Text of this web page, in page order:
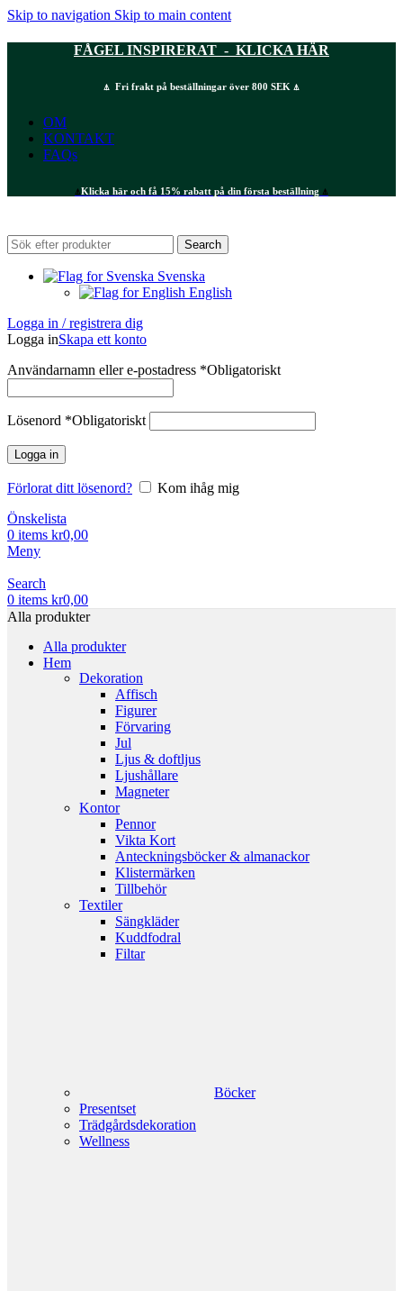
Skip to navigation Skip to main content
FÅGEL INSPIRERAT - KLICKA HÄR
⍋ Fri frakt på beställningar över 800 SEK ⍋
OM
KONTAKT
FAQs
⍋Klicka här och få 15% rabatt på din första beställning ⍋
Search
Svenska
English
Logga in / registrera dig
Logga inSkapa ett konto
Användarnamn eller e-postadress *Obligatoriskt
Lösenord *Obligatoriskt
Logga in
Förlorat ditt lösenord?
Kom ihåg mig
Önskelista
0 items kr0,00
Meny
Search
0 items kr0,00
Alla produkter
Alla produkter
Hem
Dekoration
Affisch
Figurer
Förvaring
Jul
Ljus & doftljus
Ljushållare
Magneter
Kontor
Pennor
Vikta Kort
Anteckningsböcker & almanackor
Klistermärken
Tillbehör
Textiler
Sängkläder
Kuddfodral
Filtar
Böcker
Presentset
Trädgårdsdekoration
Wellness